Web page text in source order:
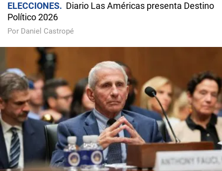
ELECCIONES
Diario Las Américas presenta Destino
Político 2026
Por Daniel Castropé